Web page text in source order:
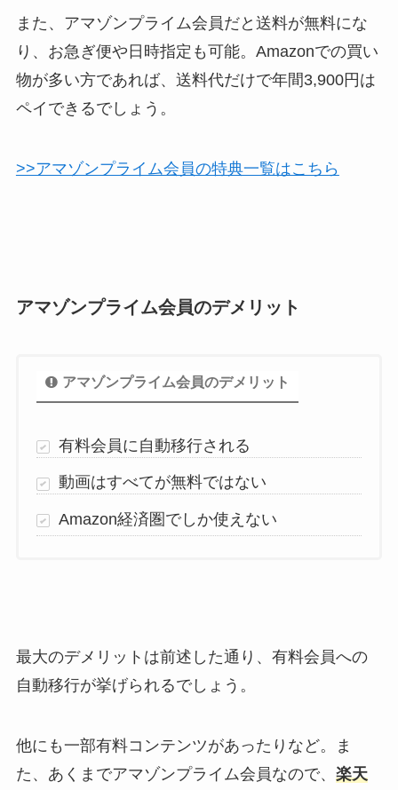
また、アマゾンプライム会員だと送料が無料にな
り、お急ぎ便や日時指定も可能。Amazonでの買い
物が多い方であれば、送料代だけで年間3,900円は
ペイできるでしょう。
>>アマゾンプライム会員の特典一覧はこちら
アマゾンプライム会員のデメリット
アマゾンプライム会員のデメリット
有料会員に自動移行される
動画はすべてが無料ではない
Amazon経済圏でしか使えない
最大のデメリットは前述した通り、有料会員への
自動移行が挙げられるでしょう。
他にも一部有料コンテンツがあったりなど。ま
た、あくまでアマゾンプライム会員なので、 楽天